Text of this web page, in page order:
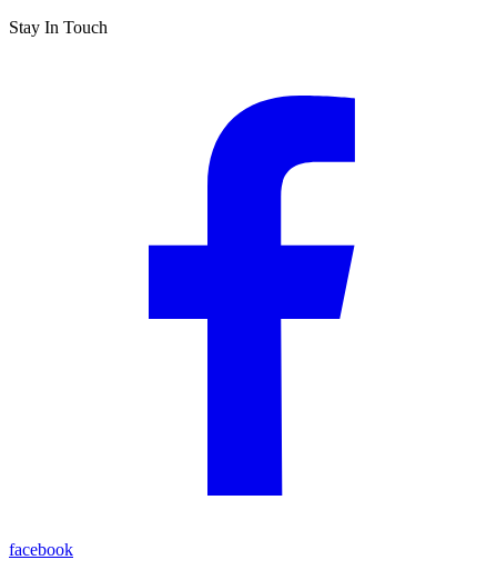
Stay In Touch
facebook